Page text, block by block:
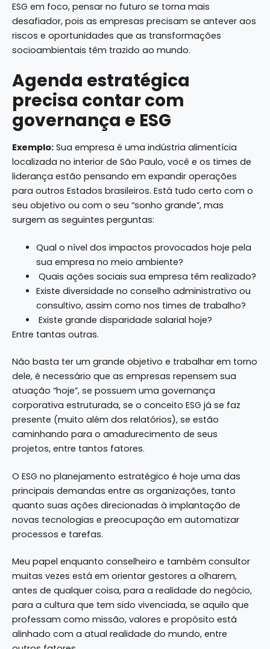
ESG em foco, pensar no futuro se torna mais
desafiador, pois as empresas precisam se antever aos
riscos e oportunidades que as transformações
socioambientais têm trazido ao mundo.
Agenda estratégica
precisa contar com
governança e ESG
Exemplo: Sua empresa é uma indústria alimentícia
localizada no interior de São Paulo, você e os times de
liderança estão pensando em expandir operações
para outros Estados brasileiros. Está tudo certo com o
seu objetivo ou com o seu “sonho grande”, mas
surgem as seguintes perguntas:
Qual o nível dos impactos provocados hoje pela
sua empresa no meio ambiente?
Quais ações sociais sua empresa têm realizado?
Existe diversidade no conselho administrativo ou
consultivo, assim como nos times de trabalho?
Existe grande disparidade salarial hoje?
Entre tantas outras.
Não basta ter um grande objetivo e trabalhar em torno
dele, é necessário que as empresas repensem sua
atuação “hoje”, se possuem uma governança
corporativa estruturada, se o conceito ESG já se faz
presente (muito além dos relatórios), se estão
caminhando para o amadurecimento de seus
projetos, entre tantos fatores.
O ESG no planejamento estratégico é hoje uma das
principais demandas entre as organizações, tanto
quanto suas ações direcionadas à implantação de
novas tecnologias e preocupação em automatizar
processos e tarefas.
Meu papel enquanto conselheiro e também consultor
muitas vezes está em orientar gestores a olharem,
antes de qualquer coisa, para a realidade do negócio,
para a cultura que tem sido vivenciada, se aquilo que
professam como missão, valores e propósito está
alinhado com a atual realidade do mundo, entre